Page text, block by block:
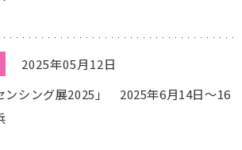
2025年05月12日
ンシング展2025」 2025年6月14日～16